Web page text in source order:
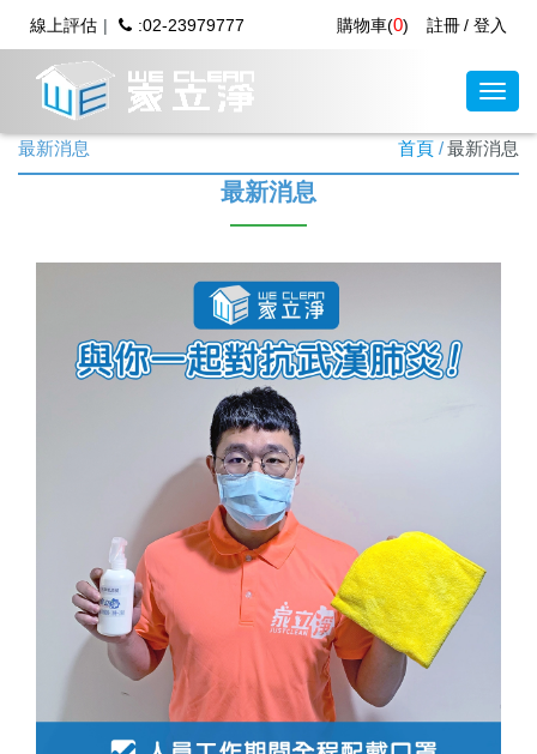
線上評估 :02-23979777 註冊 登入
購物車(0)
最新消息 首頁 最新消息
最新消息